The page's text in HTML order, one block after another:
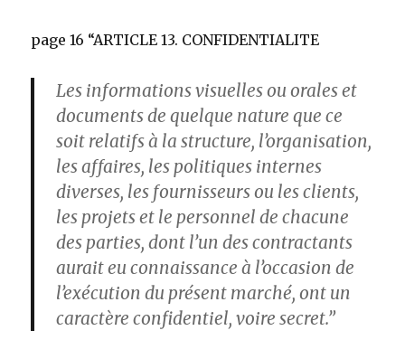
page 16 “ARTICLE 13. CONFIDENTIALITE
Les informations visuelles ou orales et
documents de quelque nature que ce
soit relatifs à la structure, l’organisation,
les affaires, les politiques internes
diverses, les fournisseurs ou les clients,
les projets et le personnel de chacune
des parties, dont l’un des contractants
aurait eu connaissance à l’occasion de
l’exécution du présent marché, ont un
caractère confidentiel, voire secret.”